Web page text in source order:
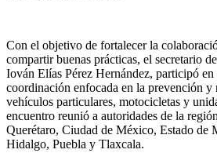
Con el objetivo de fortalecer la
compartir buenas prácticas, el secretario
Iován Elías Pérez Hernández, participó
coordinación enfocada en la prevención y
vehículos particulares, motocicletas y
encuentro reunió a autoridades de la
Querétaro, Ciudad de México, Estado de
Hidalgo, Puebla y Tlaxcala.